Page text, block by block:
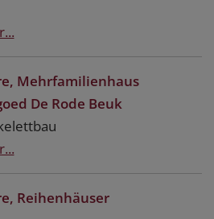
Mehrfamilienhaus
De Rode Beuk
Reihenhäuser